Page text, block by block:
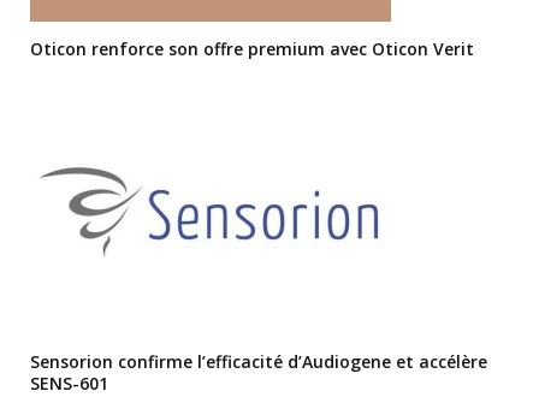
Oticon renforce son offre premium avec Oticon Verit
Sensorion confirme l’efficacité d’Audiogene et accélère
SENS-601